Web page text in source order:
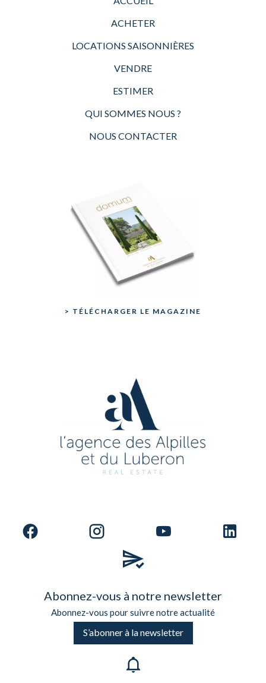
ACHETER
LOCATIONS SAISONNIÈRES
VENDRE
ESTIMER
QUI SOMMES NOUS ?
NOUS CONTACTER
> TÉLÉCHARGER LE MAGAZINE
Abonnez-vous à notre newsletter
Abonnez-vous pour suivre notre actualité
S’abonner à la newsletter